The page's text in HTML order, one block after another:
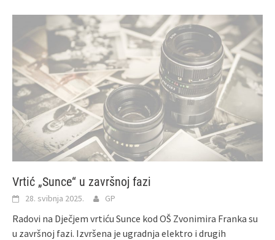
Vrtić „Sunce“ u završnoj fazi
28. svibnja 2025. GP
Radovi na Dječjem vrtiću Sunce kod OŠ Zvonimira Franka su
u završnoj fazi. Izvršena je ugradnja elektro i drugih